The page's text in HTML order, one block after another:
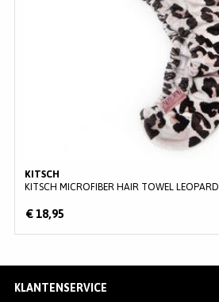
KITSCH
KITSCH MICROFIBER HAIR TOWEL LEOPARD
€ 18,95
KLANTENSERVICE